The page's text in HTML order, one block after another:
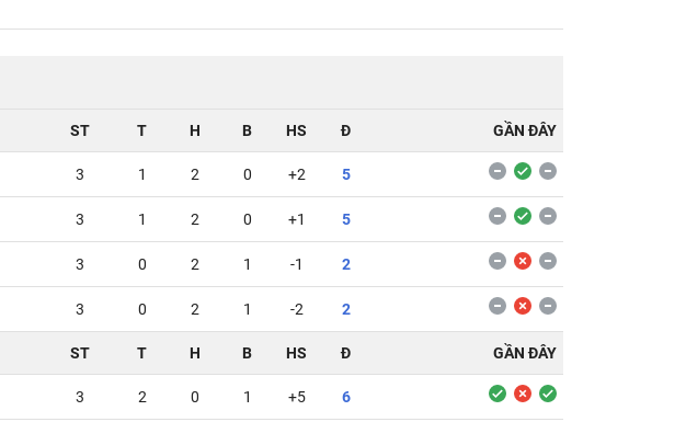
ST T H B HS Đ GẦN ĐÂY
3 1 2 0 +2 5
3 1 2 0 +1 5
3 0 2 1 -1 2
3 0 2 1 -2 2
ST T H B HS Đ GẦN ĐÂY
3 2 0 1 +5 6